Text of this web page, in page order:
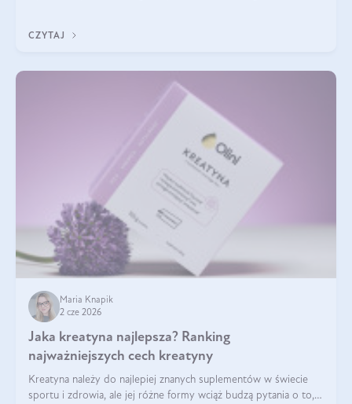
zawrotów głowy czy problemów z
CZYTAJ
Maria Knapik
2 cze 2026
Jaka kreatyna najlepsza? Ranking
najważniejszych cech kreatyny
Kreatyna należy do najlepiej znanych suplementów w świecie
sportu i zdrowia, ale jej różne formy wciąż budzą pytania o to,